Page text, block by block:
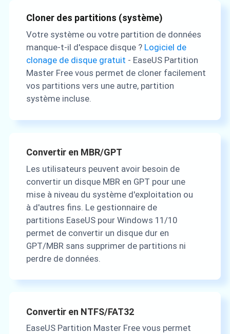
Cloner des partitions (système)
Votre système ou votre partition de données
manque-t-il d'espace disque ? Logiciel de
clonage de disque gratuit - EaseUS Partition
Master Free vous permet de cloner facilement
vos partitions vers une autre, partition
système incluse.
Convertir en MBR/GPT
Les utilisateurs peuvent avoir besoin de
convertir un disque MBR en GPT pour une
mise à niveau du système d'exploitation ou
à d'autres fins. Le gestionnaire de
partitions EaseUS pour Windows 11/10
permet de convertir un disque dur en
GPT/MBR sans supprimer de partitions ni
perdre de données.
Convertir en NTFS/FAT32
EaseUS Partition Master Free vous permet